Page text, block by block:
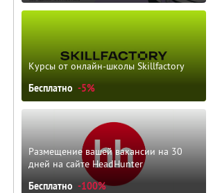
Курсы от онлайн-школы Skillfactory
Бесплатно -5%
Размещение вашей вакансии на 30
дней на сайте HeadHunter
Бесплатно -100%